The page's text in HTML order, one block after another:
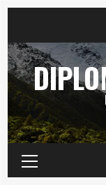
content
Primary
Menu